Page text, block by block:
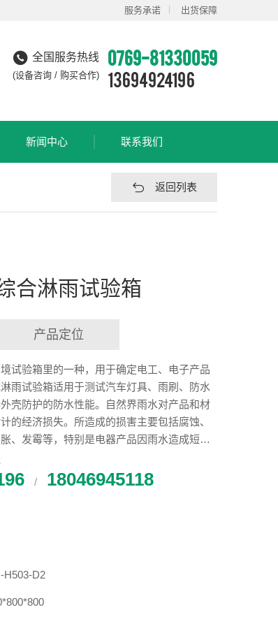
服务承诺 出货保障
全国服务热线
(设备咨询 / 购买合作)
0769-81330059
13694924196
新闻中心 联系我们
返回列表
合淋雨试验箱
产品定位
试验箱里的一种，用于确定电工、电子产品
雨试验箱适用于测试汽车灯具、雨刷、防水
壳防护的防水性能。自然界雨水对产品和材
的经济损失。所造成的损害主要包括腐蚀、
、发霉等，特别是电器产品因雨水造成短路
定的产品或材料进行外壳防护水试验是必不
/ 18046945118
H503-D2